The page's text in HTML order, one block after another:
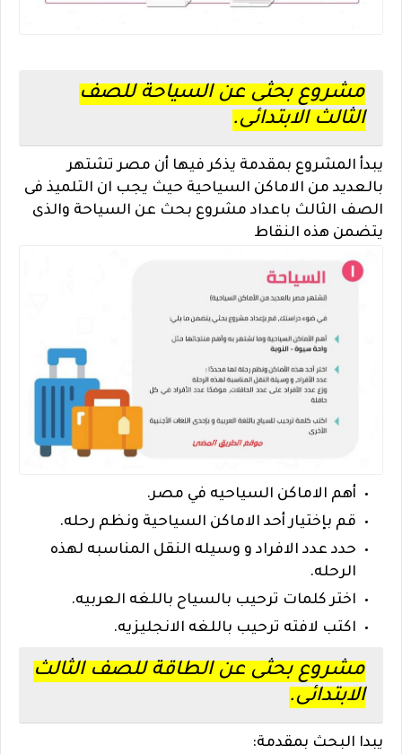
مشروع بحثى عن السياحة للصف
الثالث الابتدائى.
يبدأ المشروع بمقدمة يذكر فيها أن مصر تشتهر
بالعديد من الاماكن السياحية حيث يجب ان التلميذ فى
الصف الثالث باعداد مشروع بحث عن السياحة والذى
يتضمن هذه النقاط
أهم الاماكن السياحيه في مصر.
قم بإختيار أحد الاماكن السياحية ونظم رحله.
حدد عدد الافراد و وسيله النقل المناسبه لهذه
الرحله.
اختر كلمات ترحيب بالسياح باللغه العربيه.
اكتب لافته ترحيب باللغه الانجليزيه.
مشروع بحثى عن الطاقة للصف الثالث
الابتدائى.
يبدا البحث بمقدمة: